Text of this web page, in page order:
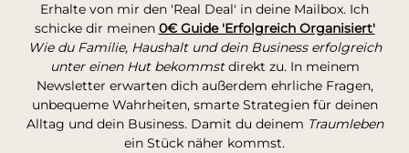
Erhalte von mir den 'Real Deal' in deine Mailbox. Ich
schicke dir meinen 0€ Guide 'Erfolgreich Organisiert'
Wie du Familie, Haushalt und dein Business erfolgreich
unter einen Hut bekommstdirekt zu. In meinem
Newsletter erwarten dich außerdem ehrliche Fragen,
unbequeme Wahrheiten, smarte Strategien für deinen
Alltag und dein Business. Damit du deinem Traumleben
ein Stück näher kommst.